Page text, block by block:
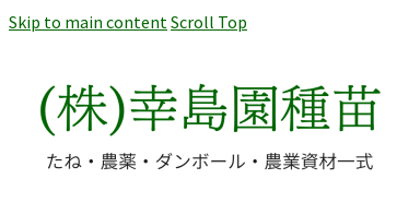
Skip to main contentScroll Top